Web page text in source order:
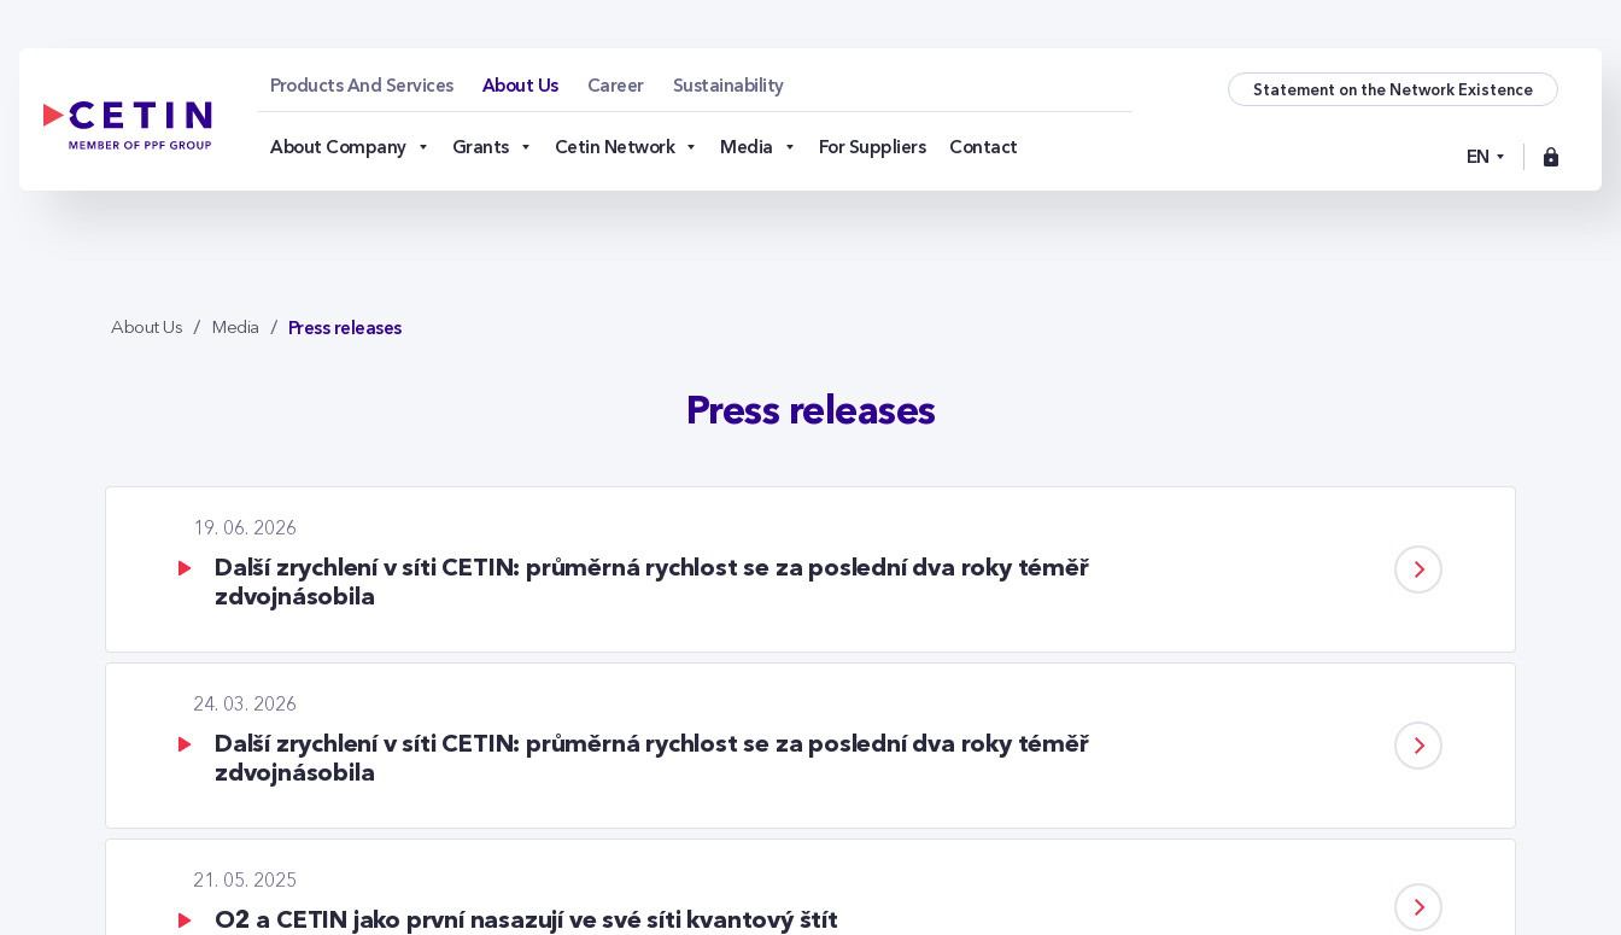
Products And Services About Us
About Company Grants Cetin Network Media For Suppliers Contact
Career Sustainability Statement on the Network Existence
EN
About Us Media Press releases
Press releases
19. 06. 2026
Další zrychlení v síti CETIN: průměrná rychlost se za poslední dva roky téměř
zdvojnásobila
24. 03. 2026
Další zrychlení v síti CETIN: průměrná rychlost se za poslední dva roky téměř
zdvojnásobila
21. 05. 2025
O2 a CETIN jako první nasazují ve své síti kvantový štít